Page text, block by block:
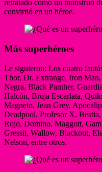
retratado como un monstruo
convirtió en un héroe.
Más superhéroes
Le siguieron: Los cuatro
Thor, Dr. Extrange, Iron
Negra, Black Panther,
Halcón, Bruja Escarlata,
Magneto, Jean Grey,
Deadpool, Profesor X,
Rojo, Domino, Maggott,
Gressil, Wallow, Blackout,
Nelson, entre otros.